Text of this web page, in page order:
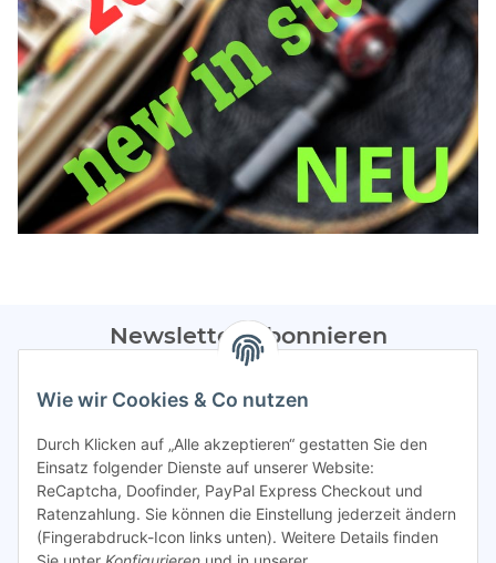
Newsletter Abonnieren
Bitte sendet mir entsprechend eurer
regelmäßig Infos zu euren Aktionen per E-Mail zu.
Abonnieren
Spamschutz aktiv
Wie wir Cookies & Co nutzen
Durch Klicken auf „Alle akzeptieren“ gestatten Sie den
Einsatz folgender Dienste auf unserer Website:
ReCaptcha, Doofinder, PayPal Express Checkout und
Ratenzahlung. Sie können die Einstellung jederzeit ändern
(Fingerabdruck-Icon links unten). Weitere Details finden